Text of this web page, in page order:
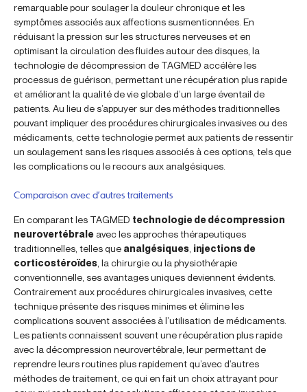
remarquable pour soulager la douleur chronique et les
symptômes associés aux affections susmentionnées. En
réduisant la pression sur les structures nerveuses et en
optimisant la circulation des fluides autour des disques, la
technologie de décompression de TAGMED accélère les
processus de guérison, permettant une récupération plus rapide
et améliorant la qualité de vie globale d’un large éventail de
patients. Au lieu de s’appuyer sur des méthodes traditionnelles
pouvant impliquer des procédures chirurgicales invasives ou des
médicaments, cette technologie permet aux patients de ressentir
un soulagement sans les risques associés à ces options, tels que
les complications ou le recours aux analgésiques.
Comparaison avec d’autres traitements
En comparant les TAGMED technologie de décompression
neurovertébrale avec les approches thérapeutiques
traditionnelles, telles que analgésiques injections de
corticostéroïdes , la chirurgie ou la physiothérapie
conventionnelle, ses avantages uniques deviennent évidents.
Contrairement aux procédures chirurgicales invasives, cette
technique présente des risques minimes et élimine les
complications souvent associées à l’utilisation de médicaments.
Les patients connaissent souvent une récupération plus rapide
avec la décompression neurovertébrale, leur permettant de
reprendre leurs routines plus rapidement qu’avec d’autres
méthodes de traitement, ce qui en fait un choix attrayant pour